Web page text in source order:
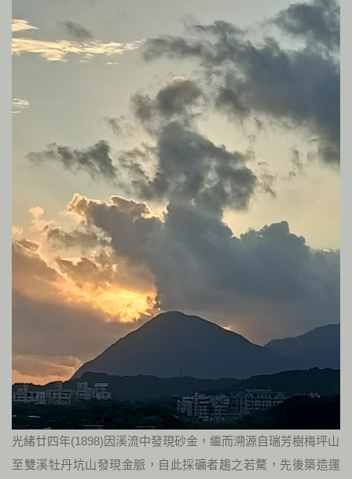
光緒廿四年(1898)因溪流中發現砂金，繼而溯源自瑞芳樹梅坪山
至雙溪牡丹坑山發現金脈，自此採礦者趨之若騖，先後築造運